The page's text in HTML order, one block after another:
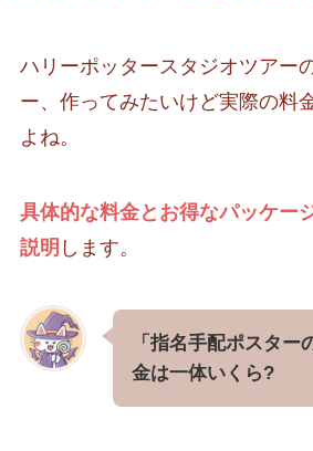
ハリーポッタースタジオツアー
ー、作ってみたいけど実際の料
よね。
具体的な料金とお得なパッケー
説明 します。
「指名手配ポスター
金は一体いくら?